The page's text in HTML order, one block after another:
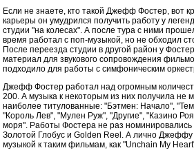
Если не знаете, кто такой Джефф Фостер, вот
карьеры он умудрился получить работу у
студии "на колесах". А после тура с ними
время работал с поп-музыкой, но не обходил
После переезда студии в другой район у
материал для звукового сопровождения
подходило для работы с симфоническим
Джефф Фостер работал над огромным
200. А музыка к некоторым из них получила не
наиболее титулованные: "Бэтмен: Начало",
"Король Лев", "Мулен Руж", "Другие", "Казино
моря". Работы Фостера не раз
Золотой Глобус и Golden Reel. А лично
музыкой к таким фильмам, как "Unchain My